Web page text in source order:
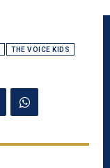
THE VOICE KIDS